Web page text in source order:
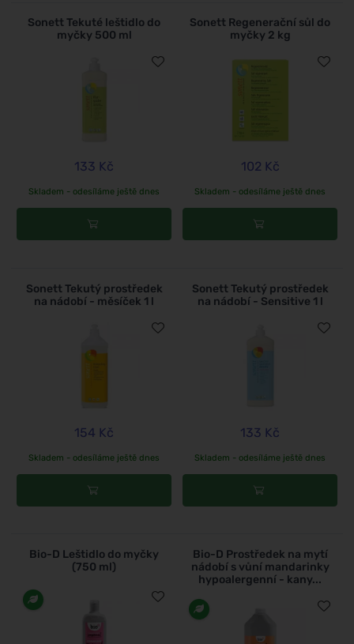
Sonett Tekuté leštidlo do
myčky 500 ml
133 Kč
Skladem - odesíláme ještě dnes
Sonett Regenerační sůl do
myčky 2 kg
102 Kč
Skladem - odesíláme ještě dnes
Sonett Tekutý prostředek
na nádobí - měsíček 1 l
154 Kč
Skladem - odesíláme ještě dnes
Sonett Tekutý prostředek
na nádobí - Sensitive 1 l
133 Kč
Skladem - odesíláme ještě dnes
Bio-D Leštidlo do myčky
(750 ml)
Bio-D Prostředek na mytí
nádobí s vůní mandarinky
hypoalergenní - kany...